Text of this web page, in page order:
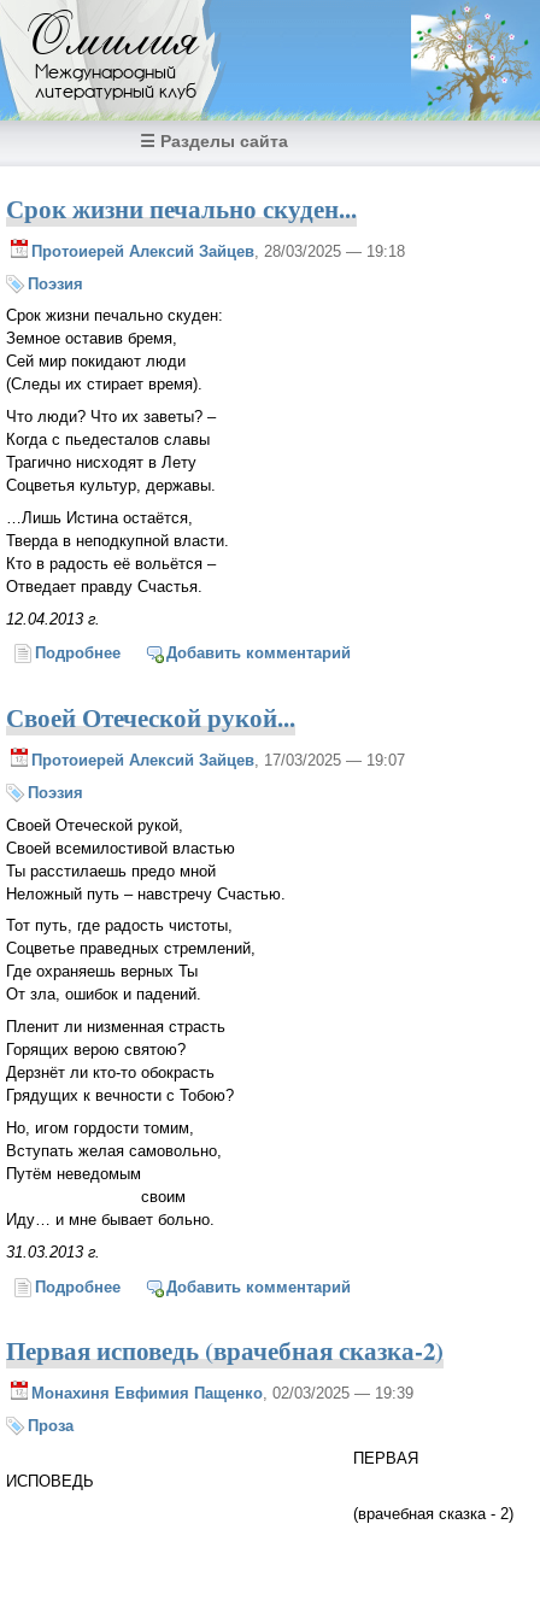
Перейти к основному содержанию
Омилия
Международный
литературный клуб
☰ Разделы сайта
Срок жизни печально скуден...
Протоиерей Алексий Зайцев , 28/03/2025 — 19:18
Поэзия
Срок жизни печально скуден:
Земное оставив бремя,
Сей мир покидают люди
(Следы их стирает время).
Что люди? Что их заветы? –
Когда с пьедесталов славы
Трагично нисходят в Лету
Соцветья культур, державы.
…Лишь Истина остаётся,
Тверда в неподкупной власти.
Кто в радость её вольётся –
Отведает правду Счастья.
12.04.2013 г.
Подробнее о Срок жизни печально скуден...
Добавить комментарий
Своей Отеческой рукой...
Протоиерей Алексий Зайцев, 17/03/2025 — 19:07
Поэзия
Своей Отеческой рукой,
Своей всемилостивой властью
Ты расстилаешь предо мной
Неложный путь – навстречу Счастью.
Тот путь, где радость чистоты,
Соцветье праведных стремлений,
Где охраняешь верных Ты
От зла, ошибок и падений.
Пленит ли низменная страсть
Горящих верою святою?
Дерзнёт ли кто-то обокрасть
Грядущих к вечности с Тобою?
Но, игом гордости томим,
Вступать желая самовольно,
Путём неведомым
своим
Иду… и мне бывает больно.
31.03.2013 г.
Подробнее о Своей Отеческой рукой...
Добавить комментарий
Первая исповедь (врачебная сказка-2)
Монахиня Евфимия Пащенко, 02/03/2025 — 19:39
Проза
ПЕРВАЯ
ИСПОВЕДЬ
(врачебная сказка - 2)